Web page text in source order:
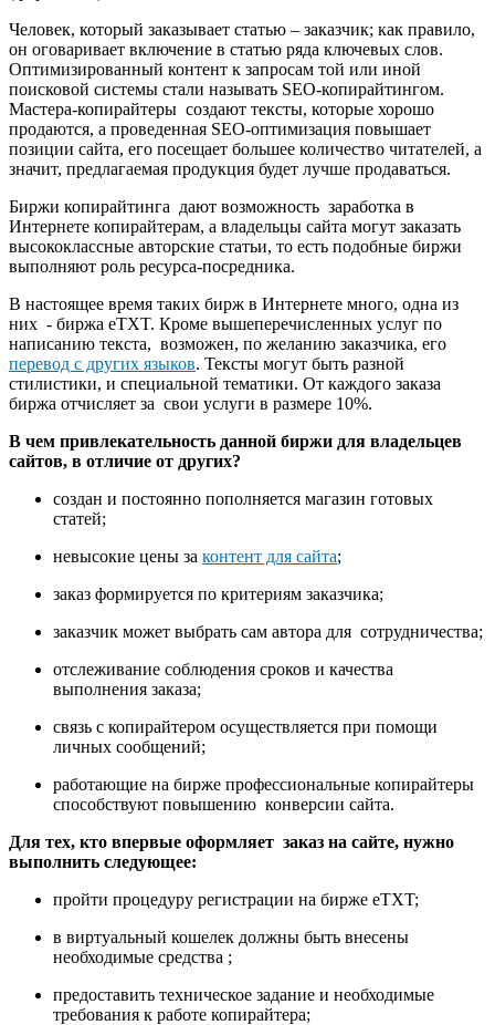
Человек, который заказывает статью – заказчик; как правило,
он оговаривает включение в статью ряда ключевых слов.
Оптимизированный контент к запросам той или иной
поисковой системы стали называть SEO-копирайтингом.
Мастера-копирайтеры создают тексты, которые хорошо
продаются, а проведенная SEO-оптимизация повышает
позиции сайта, его посещает большее количество читателей, а
значит, предлагаемая продукция будет лучше продаваться.
Биржи копирайтинга дают возможность заработка в
Интернете копирайтерам, а владельцы сайта могут заказать
высококлассные авторские статьи, то есть подобные биржи
выполняют роль ресурса-посредника.
В настоящее время таких бирж в Интернете много, одна из
них - биржа eTXT. Кроме вышеперечисленных услуг по
написанию текста, возможен, по желанию заказчика, его
перевод с других языков. Тексты могут быть разной
стилистики, и специальной тематики. От каждого заказа
биржа отчисляет за свои услуги в размере 10%.
В чем привлекательность данной биржи для владельцев
сайтов, в отличие от других?
создан и постоянно пополняется магазин готовых
статей;
невысокие цены за контент для сайта;
заказ формируется по критериям заказчика;
заказчик может выбрать сам автора для сотрудничества;
отслеживание соблюдения сроков и качества
выполнения заказа;
связь с копирайтером осуществляется при помощи
личных сообщений;
работающие на бирже профессиональные копирайтеры
способствуют повышению конверсии сайта.
Для тех, кто впервые оформляет заказ на сайте, нужно
выполнить следующее:
пройти процедуру регистрации на бирже eTXT;
в виртуальный кошелек должны быть внесены
необходимые средства ;
предоставить техническое задание и необходимые
требования к работе копирайтера;